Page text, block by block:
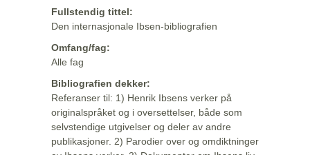
Fullstendig tittel:
Den internasjonale Ibsen-bibliografien
Omfang/fag:
Alle fag
Bibliografien dekker:
Referanser til: 1) Henrik Ibsens verker på
originalspråket og i oversettelser, både som
selvstendige utgivelser og deler av andre
publikasjoner. 2) Parodier over og omdiktninger